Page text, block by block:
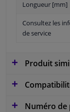
Longueur [mm]
Consultez les
de service
Produit
Numéro